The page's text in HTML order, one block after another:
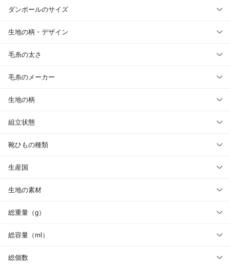
ダンボールのサイズ
生地の柄・デザイン
毛糸の太さ
毛糸のメーカー
生地の柄
組立状態
靴ひもの種類
生産国
生地の素材
総重量（g）
総容量（ml）
総個数